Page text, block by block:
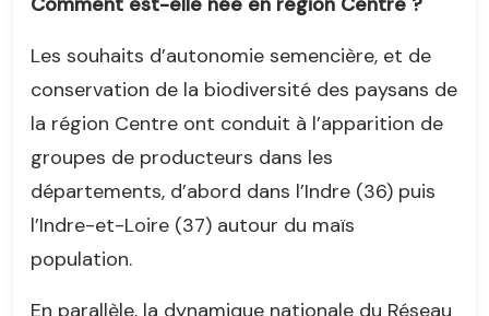
Les souhaits d’autonomie semencière, et de
conservation de la biodiversité des paysans de
la région Centre ont conduit à l’apparition de
groupes de producteurs dans les
départements, d’abord dans l’Indre (36) puis
l’Indre-et-Loire (37) autour du maïs
population.
En parallèle, la dynamique nationale du Réseau